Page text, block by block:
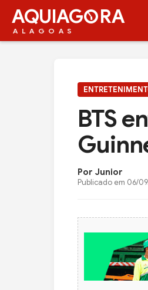
AQUIAG RA
ALAGOAS
BTS
Por Junior
Publicado em 06/